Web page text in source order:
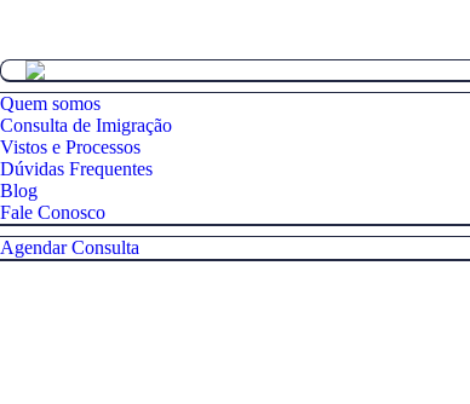
Quem somos
Consulta de Imigração
Vistos e Processos
Dúvidas Frequentes
Blog
Fale Conosco
Agendar Consulta